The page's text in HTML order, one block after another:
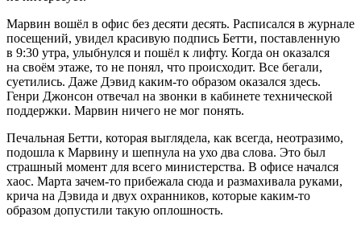
Марвин вошёл в офис без десяти десять. Расписался в журнале
посещений, увидел красивую подпись Бетти, поставленную
в 9:30 утра, улыбнулся и пошёл к лифту. Когда он оказался
на своём этаже, то не понял, что происходит. Все бегали,
суетились. Даже Дэвид каким-то образом оказался здесь.
Генри Джонсон отвечал на звонки в кабинете технической
поддержки. Марвин ничего не мог понять.
Печальная Бетти, которая выглядела, как всегда, неотразимо,
подошла к Марвину и шепнула на ухо два слова. Это был
страшный момент для всего министерства. В офисе начался
хаос. Марта зачем-то прибежала сюда и размахивала руками,
крича на Дэвида и двух охранников, которые каким-то
образом допустили такую оплошность.